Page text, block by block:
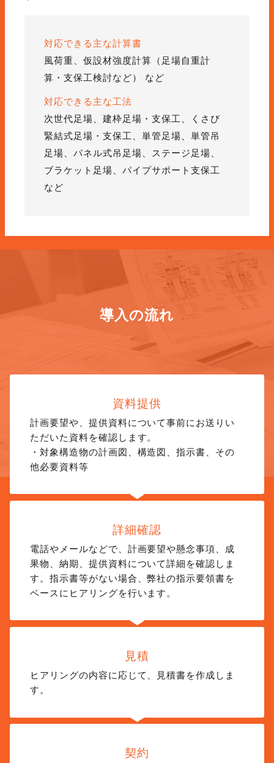
対応できる主な計算書
風荷重、仮設材強度計算（足場自重計
算・支保工検討など） など
対応できる主な工法
次世代足場、建枠足場・支保工、くさび
緊結式足場・支保工、単管足場、単管吊
足場、パネル式吊足場、ステージ足場、
ブラケット足場、パイプサポート支保工
など
導入の流れ
資料提供
計画要望や、提供資料について事前にお送りい
ただいた資料を確認します。
・対象構造物の計画図、構造図、指示書、その
他必要資料等
詳細確認
電話やメールなどで、計画要望や懸念事項、成
果物、納期、提供資料について詳細を確認しま
す。指示書等がない場合、弊社の指示要領書を
ベースにヒアリングを行います。
見積
ヒアリングの内容に応じて、見積書を作成しま
す。
契約